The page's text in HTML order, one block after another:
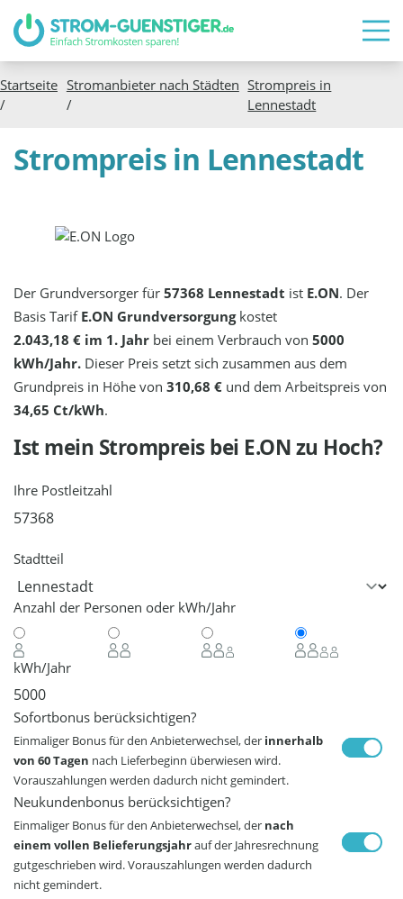
Startseite
/
Stromanbieter nach Städten
/
Strompreis in
Lennestadt
Strompreis in Lennestadt
Der Grundversorger für57368 Lennestadt ist E.ON. Der
Basis Tarif E.ON Grundversorgungkostet
2.043,18 € im 1. Jahr bei einem Verbrauch von5000
kWh/Jahr. Dieser Preis setzt sich zusammen aus dem
Grundpreis in Höhe von310,68 € und dem Arbeitspreis von
34,65 Ct/kWh.
Ist mein Strompreis bei E.ONzu Hoch?
Ihre Postleitzahl
Stadtteil
Anzahl der Personen oder kWh/Jahr
kWh/Jahr
Sofortbonus berücksichtigen?
Einmaliger Bonus für den Anbieterwechsel, der innerhalb
von 60 Tagen nach Lieferbeginn überwiesen wird.
Vorauszahlungen werden dadurch nicht gemindert.
Neukundenbonus berücksichtigen?
Einmaliger Bonus für den Anbieterwechsel, der nach
einem vollen Belieferungsjahrauf der Jahresrechnung
gutgeschrieben wird. Vorauszahlungen werden dadurch
nicht gemindert.